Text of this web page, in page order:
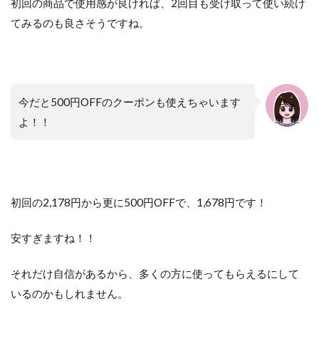
初回の商品で使用感が良ければ、2回目も受け取って使い続け
てみるのも良さそうですね。
今だと500円OFFのクーポンも使えちゃいます
よ！！
初回の2,178円から更に500円OFFで、1,678円です！
安すぎますね！！
それだけ自信があるから、多くの方に使ってもらえるにして
いるのかもしれません。